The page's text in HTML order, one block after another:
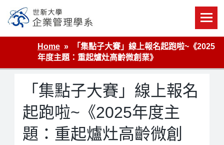
content
世新大學企業管理學系
Home
「集點子大賽」線上報名起跑啦~《2025
年度主題：重起爐灶高齡微創業》
「集點子大賽」線上報名
起跑啦~《2025年度主
題：重起爐灶高齡微創